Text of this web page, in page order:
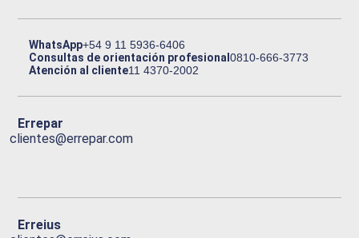
WhatsApp+54 9 11 5936-6406
Consultas de orientación profesional0810-666-3773
Atención al cliente11 4370-2002
Errepar
clientes@errepar.com
Erreius